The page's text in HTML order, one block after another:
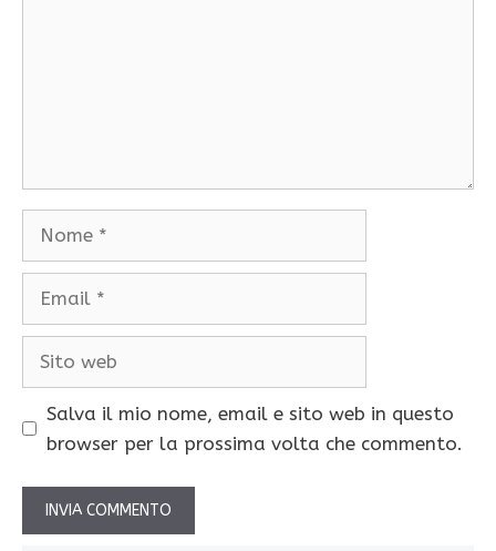
Salva il mio nome, email e sito web in questo
browser per la prossima volta che commento.